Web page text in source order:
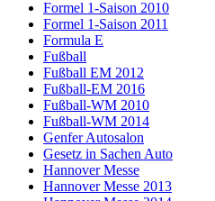
Formel 1-Saison 2010
Formel 1-Saison 2011
Formula E
Fußball
Fußball EM 2012
Fußball-EM 2016
Fußball-WM 2010
Fußball-WM 2014
Genfer Autosalon
Gesetz in Sachen Auto
Hannover Messe
Hannover Messe 2013